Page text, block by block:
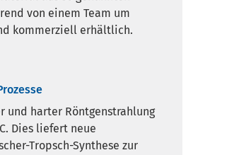
von einem Team um
kommerziell erhältlich.
und harter Röntgenstrahlung
Dies liefert neue
Tropsch-Synthese zur